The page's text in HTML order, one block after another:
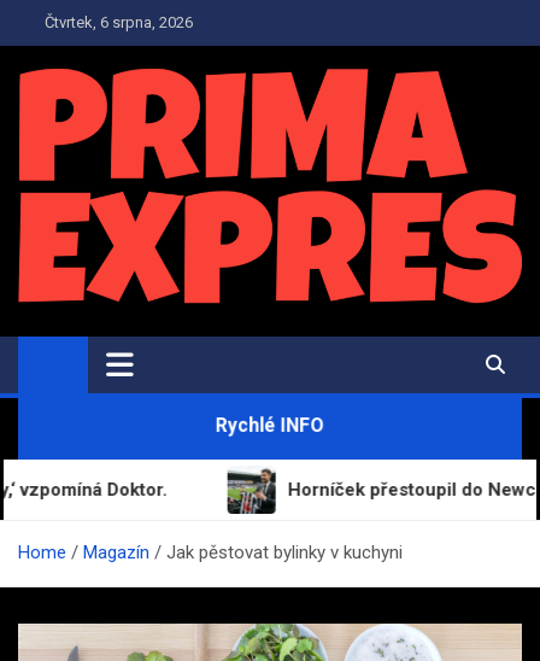
to
content
Čtvrtek, 6 srpna, 2026
PrimaExpres.cz
Informační magazín a novinky
Rychlé INFO
Doktor. Horníček přestoupil do Newcastlu,
Home Magazín Jak pěstovat bylinky v kuchyni